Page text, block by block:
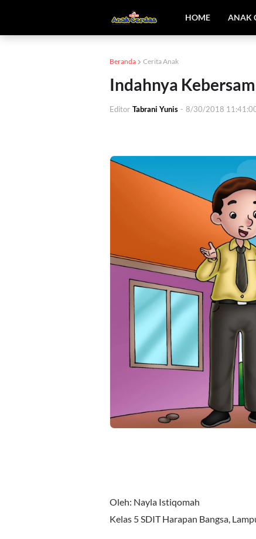
HOME ANAK
Beranda Cerita Anak
Indahnya
Editor Tabrani Yunis - 8/30/2018
Oleh: Nayla Istiqomah
Kelas 5 SDIT Harapan Bangsa,